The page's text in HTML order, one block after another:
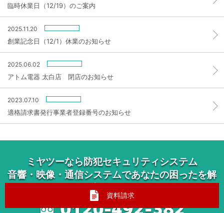
臨時休業日（12/19）のご案内
2025.11.20
創業記念日（12/1）休業のお知らせ
2025.06.02
アトム電器 太白店 閉店のお知らせ
2023.07.10
適格請求書発行事業者登録番号のお知らせ
ミヤツーなら防犯セキュリティシステム
音響・映像・通信システムであなたの困ったを解
消します。
資料請求